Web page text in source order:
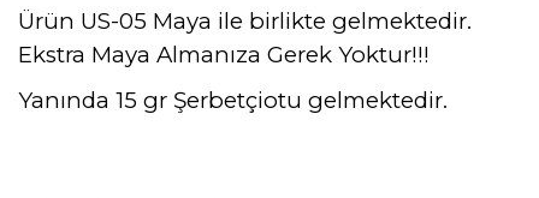
Ürün US-05 Maya ile birlikte gelmektedir.
Ekstra Maya Almanıza Gerek Yoktur!!!
Yanında 15 gr Şerbetçiotu gelmektedir.